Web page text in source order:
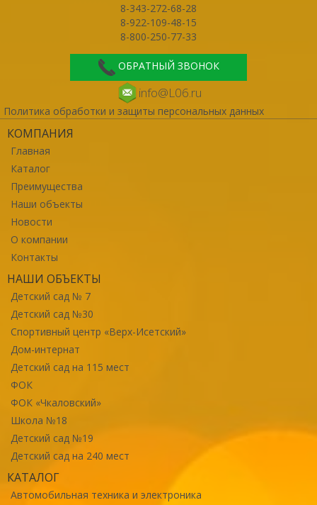
8-343-272-68-28
8-922-109-48-15
8-800-250-77-33
ОБРАТНЫЙ ЗВОНОК
info@L06.ru
Политика обработки и защиты персональных данных
КОМПАНИЯ
Главная
Каталог
Преимущества
Наши объекты
Новости
О компании
Контакты
НАШИ ОБЪЕКТЫ
Детский сад № 7
Детский сад №30
Спортивный центр «Верх-Исетский»
Дом-интернат
Детский сад на 115 мест
ФОК
ФОК «Чкаловский»
Школа №18
Детский сад №19
Детский сад на 240 мест
КАТАЛОГ
Автомобильная техника и электроника